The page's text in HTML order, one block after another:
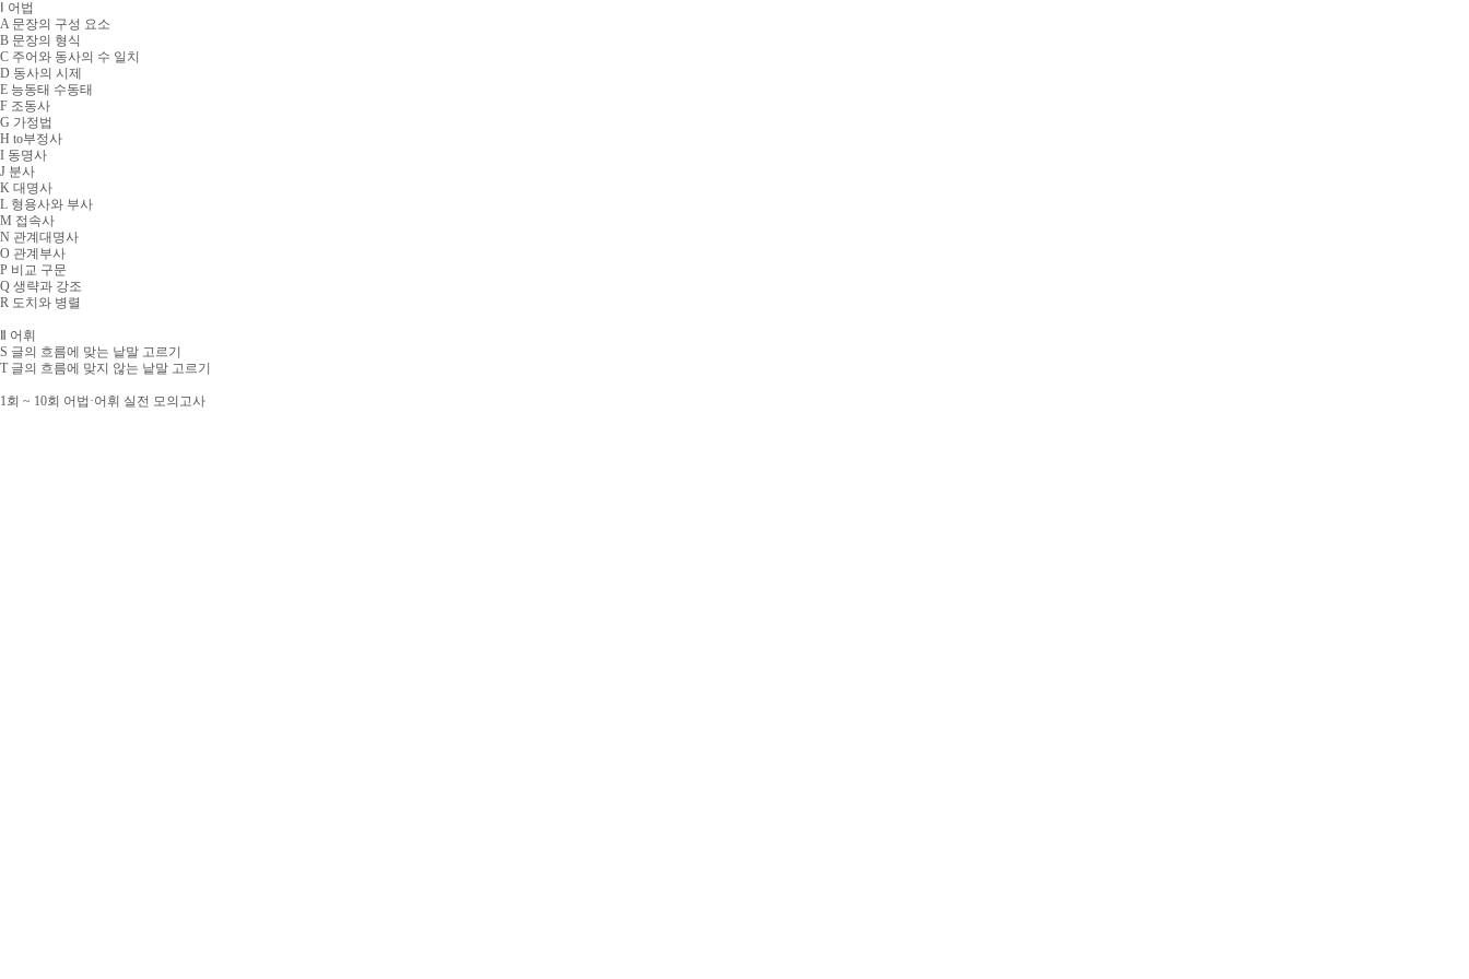
Ⅰ 어법
A 문장의 구성 요소
B 문장의 형식
C 주어와 동사의 수 일치
D 동사의 시제
E 능동태 수동태
F 조동사
G 가정법
H to부정사
I 동명사
J 분사
K 대명사
L 형용사와 부사
M 접속사
N 관계대명사
O 관계부사
P 비교 구문
Q 생략과 강조
R 도치와 병렬
Ⅱ 어휘
S 글의 흐름에 맞는 낱말 고르기
T 글의 흐름에 맞지 않는 낱말 고르기
1회 ~ 10회 어법·어휘 실전 모의고사